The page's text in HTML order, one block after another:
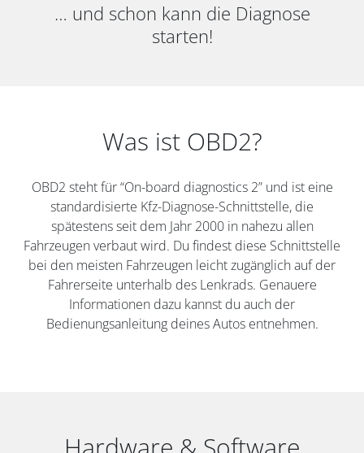
… und schon kann die Diagnose
starten!
Was ist OBD2?
OBD2 steht für “On-board diagnostics 2” und ist eine
standardisierte Kfz-Diagnose-Schnittstelle, die
spätestens seit dem Jahr 2000 in nahezu allen
Fahrzeugen verbaut wird. Du findest diese Schnittstelle
bei den meisten Fahrzeugen leicht zugänglich auf der
Fahrerseite unterhalb des Lenkrads. Genauere
Informationen dazu kannst du auch der
Bedienungsanleitung deines Autos entnehmen.